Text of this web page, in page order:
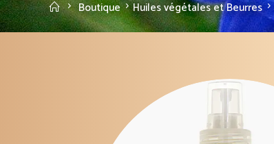
AccueilBoutique Huiles végétales et Beurres